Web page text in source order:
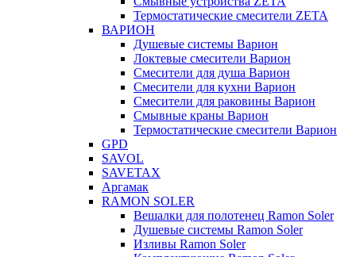
Термостатические смесители ZETA
ВАРИОН
Душевые системы Варион
Локтевые смесители Варион
Смесители для душа Варион
Смесители для кухни Варион
Смесители для раковины Варион
Смывные краны Варион
Термостатические смесители Варион
GPD
SAVOL
SAVETAX
Аргамак
RAMON SOLER
Вешалки для полотенец Ramon Soler
Душевые системы Ramon Soler
Изливы Ramon Soler